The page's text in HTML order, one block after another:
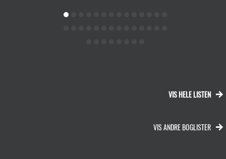
VIS HELE LISTEN
VIS ANDRE BOGLISTER